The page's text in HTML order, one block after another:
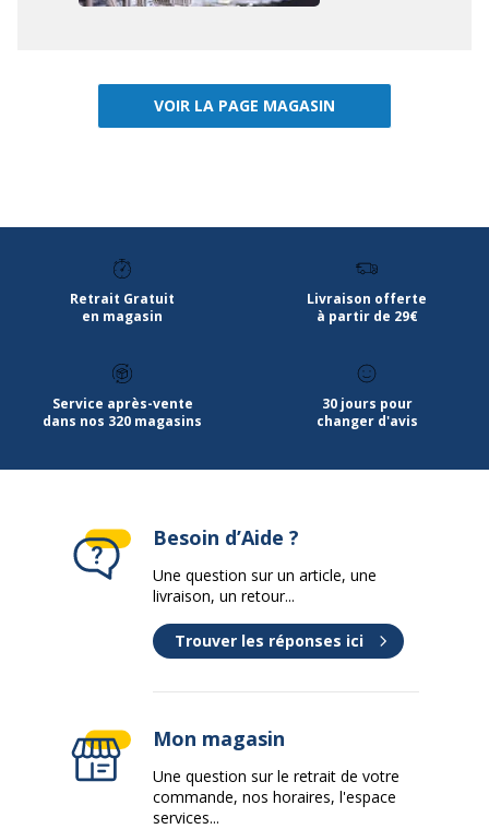
VOIR LA PAGE MAGASIN
Retrait Gratuit
en magasin
Livraison offerte
à partir de 29€
Service après-vente
dans nos 320 magasins
30 jours pour
changer d'avis
Besoin d’Aide ?
Une question sur un article, une
livraison, un retour...
Trouver les réponses ici
Mon magasin
Une question sur le retrait de votre
commande, nos horaires, l'espace
services...